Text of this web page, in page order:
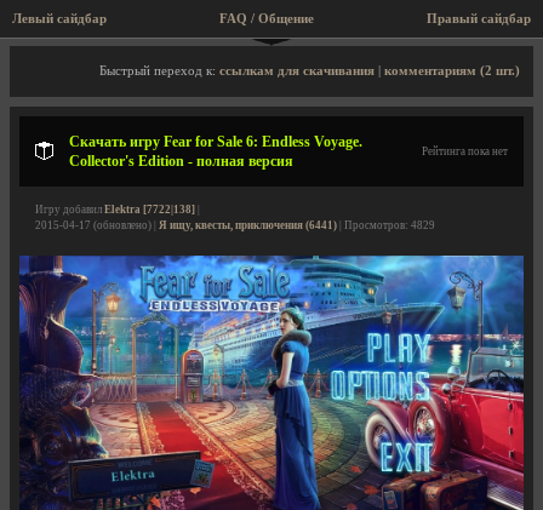
Левый сайдбар Правый сайдбар
FAQ / Общение
Описание игры, скриншоты, видео
Быстрый переход к: ссылкам для скачивания комментариям (2 шт.)
Скачать игру Fear for Sale 6: Endless Voyage.
Collector's Edition - полная версия
Рейтинга пока нет
Игру добавил Elektra [7722|138]
2015-04-17 (обновлено) | Я ищу, квесты, приключения (6441) | Просмотров: 4829